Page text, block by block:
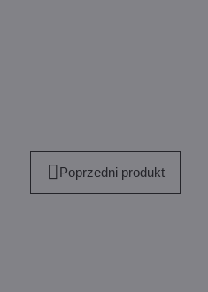
Poprzedni produkt